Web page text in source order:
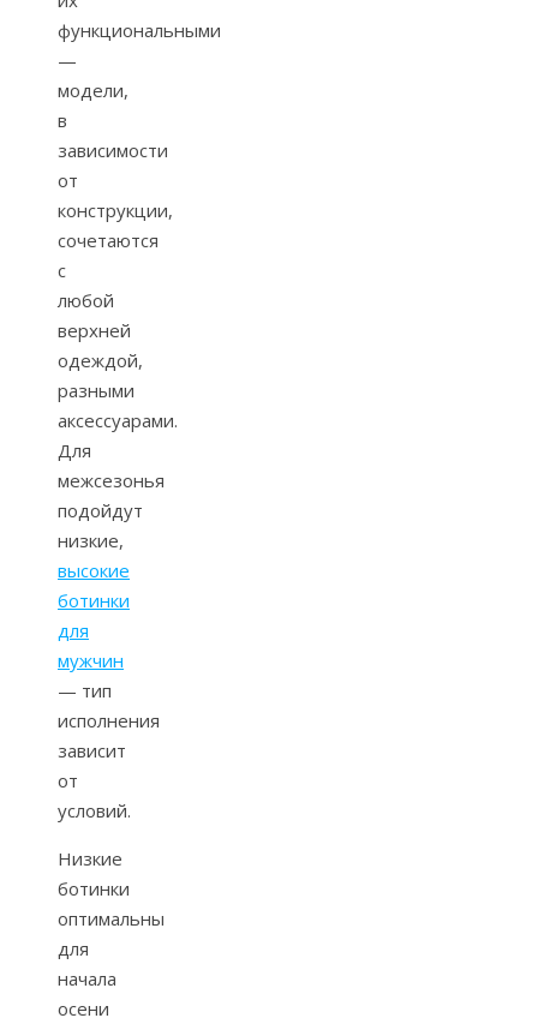
функциональными
—
модели,
в
зависимости
от
конструкции,
сочетаются
с
любой
верхней
одеждой,
разными
аксессуарами.
Для
межсезонья
подойдут
низкие,
высокие
ботинки
для
мужчин
— тип
исполнения
зависит
от
условий.
Низкие
ботинки
оптимальны
для
начала
осени